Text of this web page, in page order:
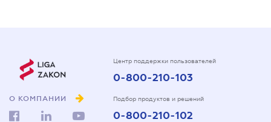
О КОМПАНИИ
Центр поддержки пользователей
0-800-210-103
Подбор продуктов и решений
0-800-210-102